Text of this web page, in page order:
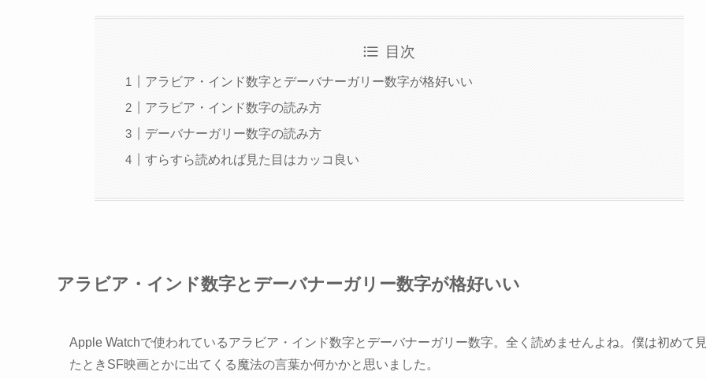
目次
アラビア・インド数字とデーバナーガリー数字が格好いい
アラビア・インド数字の読み方
デーバナーガリー数字の読み方
すらすら読めれば見た目はカッコ良い
アラビア・インド数字とデーバナーガリー数字が格好いい
Apple Watchで使われているアラビア・インド数字とデーバナーガリー数字。全く読めませんよね。僕は初めて
たときSF映画とかに出てくる魔法の言葉か何かかと思いました。